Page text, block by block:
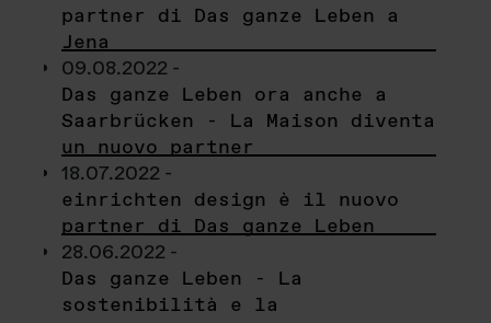
partner di Das ganze Leben a
Jena
09.08.2022 -
Das ganze Leben ora anche a
Saarbrücken - La Maison diventa
un nuovo partner
18.07.2022 -
einrichten design è il nuovo
partner di Das ganze Leben
28.06.2022 -
Das ganze Leben - La
sostenibilità e la